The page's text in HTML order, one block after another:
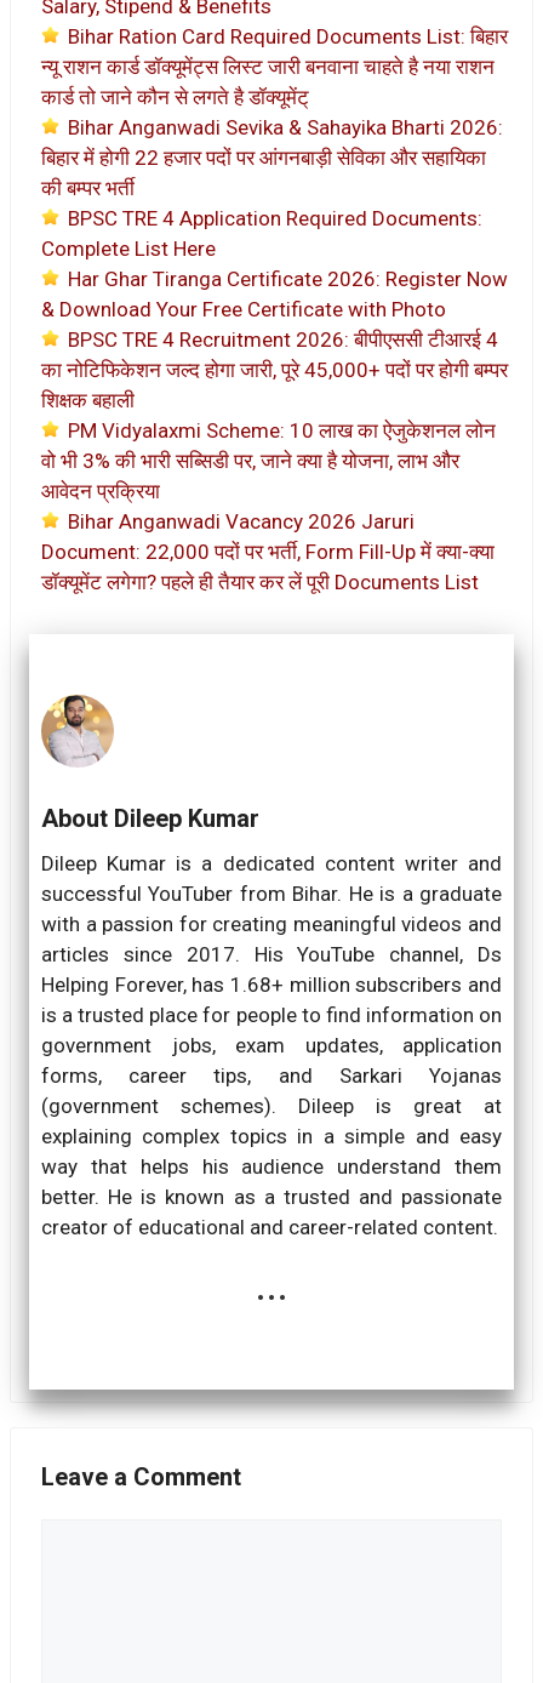
Salary, Stipend & Benefits
Bihar Ration Card Required Documents List: बिहार
न्यू राशन कार्ड डॉक्यूमेंट्स लिस्ट जारी बनवाना चाहते है नया राशन
कार्ड तो जाने कौन से लगते है डॉक्यूमेंट्
Bihar Anganwadi Sevika & Sahayika Bharti 2026:
बिहार में होगी 22 हजार पदों पर आंगनबाड़ी सेविका और सहायिका
की बम्पर भर्ती
BPSC TRE 4 Application Required Documents:
Complete List Here
Har Ghar Tiranga Certificate 2026: Register Now
& Download Your Free Certificate with Photo
BPSC TRE 4 Recruitment 2026: बीपीएससी टीआरई 4
का नोटिफिकेशन जल्द होगा जारी, पूरे 45,000+ पदों पर होगी बम्पर
शिक्षक बहाली
PM Vidyalaxmi Scheme: 10 लाख का ऐजुकेशनल लोन
वो भी 3% की भारी सब्सिडी पर, जाने क्या है योजना, लाभ और
आवेदन प्रक्रिया
Bihar Anganwadi Vacancy 2026 Jaruri
Document: 22,000 पदों पर भर्ती, Form Fill-Up में क्या-क्या
डॉक्यूमेंट लगेगा? पहले ही तैयार कर लें पूरी Documents List
About Dileep Kumar
Dileep Kumar is a dedicated content writer and
successful YouTuber from Bihar. He is a graduate
with a passion for creating meaningful videos and
articles since 2017. His YouTube channel, Ds
Helping Forever, has 1.68+ million subscribers and
is a trusted place for people to find information on
government jobs, exam updates, application
forms, career tips, and Sarkari Yojanas
(government schemes). Dileep is great at
explaining complex topics in a simple and easy
way that helps his audience understand them
better. He is known as a trusted and passionate
creator of educational and career-related content.
...
Leave a Comment